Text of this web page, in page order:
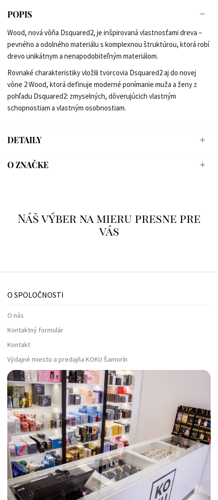
POPIS
Wood, nová vôňa Dsquared2, je inšpirovaná vlastnosťami dreva –
pevného a odolného materiálu s komplexnou štruktúrou, ktorá robí
drevo unikátnym a nenapodobiteľným materiálom.
Rovnaké charakteristiky vložili tvorcovia Dsquared2 aj do novej
vône 2 Wood, ktorá definuje moderné ponímanie muža a ženy z
pohľadu Dsquared2: zmyselných, dôverujúcich vlastným
schopnostiam a vlastným osobnostiam.
DETAILY
O ZNAČKE
Náš výber na mieru presne pre
vás
O SPOLOČNOSTI
O nás
Kontaktný formulár
Kontakt
Výdajné miesto a predajňa KOKU Šamorín